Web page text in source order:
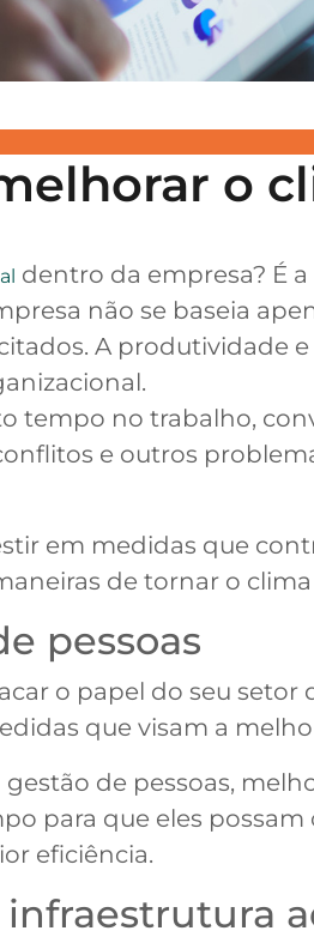
o
dentro da empresa? É
não se baseia
A produtividade
tempo no trabalho,
e outros
em medidas que
de tornar o
pessoas
o papel do seu setor
que visam a
de pessoas,
para que eles
eficiência.